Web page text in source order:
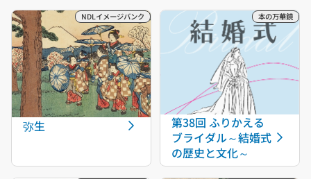
弥生
第38回 ふりかえる
ブライダル～結婚式
の歴史と文化～